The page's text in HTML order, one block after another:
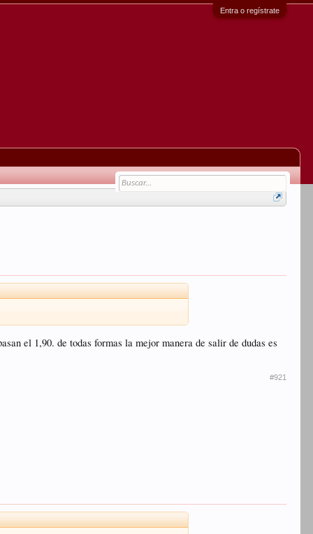
Entra o regístrate
el 1,90. de todas formas la mejor manera de salir de dudas es
#921